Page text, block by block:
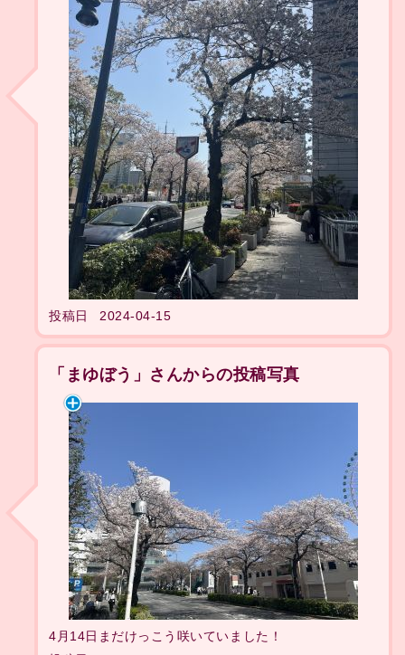
投稿日 2024-04-15
「まゆぼう」さんからの投稿写真
4月14日まだけっこう咲いていました！